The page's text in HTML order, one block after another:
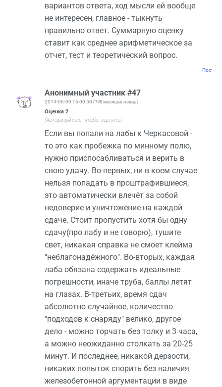
вариантов ответа, ход мысли ей вообще
не интересен, главное - тыкнуть
правильно ответ. Суммарную оценку
ставит как среднее арифметическое за
отчет, тест и теоретический вопрос.
Анонимный участник #47
2014-06-09 16:00:50 (148 месяцев назад)
Оценка 2
(Авторизуйтесь, чтобы оценить)
Если вы попали на лабы к Черкасовой -
то это как пробежка по минному полю,
нужно приспосабливаться и верить в
свою удачу. Во-первых, ни в коем случае
нельзя попадать в проштрафившиеся,
это автоматически влечёт за собой
недоверие и уничтожение на каждой
сдаче. Стоит пропустить хотя бы одну
сдачу(про лабу и не говорю), тушите
свет, никакая справка не смоет клейма
"неблагонадёжного". Во-вторых, каждая
лаба обязана содержать идеальные
погрешности, иначе труба, баллы летят
на глазах. В-третьих, время сдач
абсолютно случайное, количество
"подходов к снаряду" велико, другое
дело - можно торчать без толку и 3 часа,
а можно неожиданно столкать за 20-25
минут. И последнее, никакой дерзости,
никаких попыток спорить без наличия
железобетонной аргументации в виде